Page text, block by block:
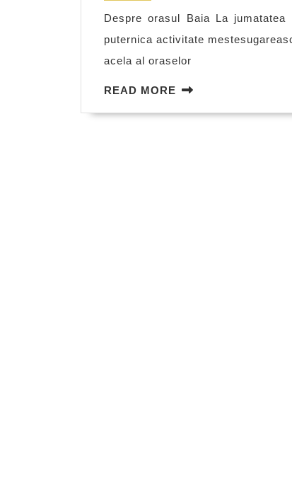
Despre orasul Baia La
puternica activitate
acela al oraselor
READ MORE READ